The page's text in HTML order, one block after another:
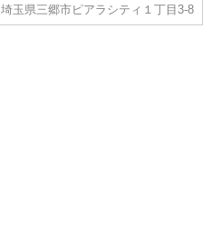
埼玉県三郷市ピアラシティ１丁目3-8